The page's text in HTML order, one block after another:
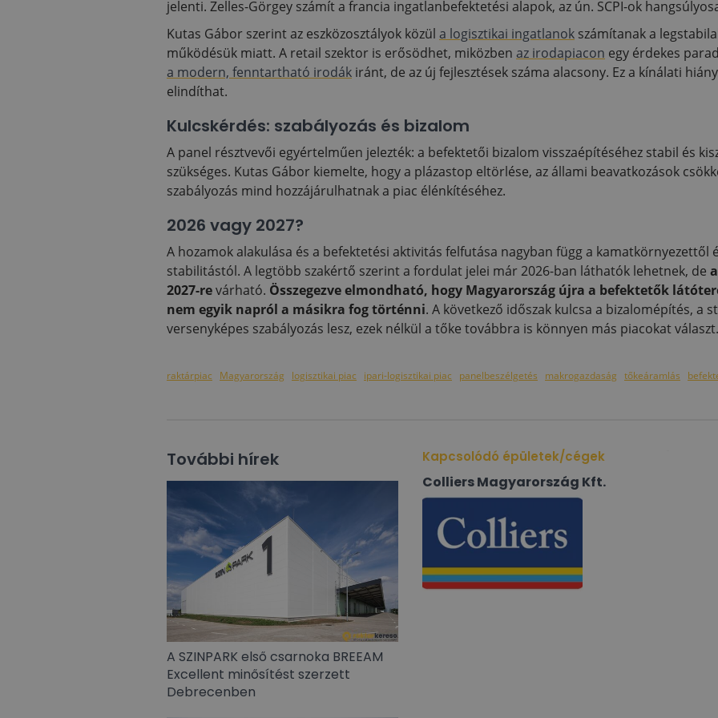
jelenti. Zelles-Görgey számít a francia ingatlanbefektetési alapok, az ún. SCPI-ok
Kutas Gábor szerint az eszközosztályok közül a logisztikai ingatlanok számítanak a
működésük miatt. A retail szektor is erősödhet, miközben az irodapiacon egy érdekes
a modern, fenntartható irodák iránt, de az új fejlesztések száma alacsony. Ez a kínálati
elindíthat.
Kulcskérdés: szabályozás és bizalom
A panel résztvevői egyértelműen jelezték: a befektetői bizalom visszaépítéséhez stabil és
szükséges. Kutas Gábor kiemelte, hogy a plázastop eltörlése, az állami beavatkozások
szabályozás mind hozzájárulhatnak a piac élénkítéséhez.
2026 vagy 2027?
A hozamok alakulása és a befektetési aktivitás felfutása nagyban függ a kamatkörnyezettől
stabilitástól. A legtöbb szakértő szerint a fordulat jelei már 2026-ban láthatók lehetnek, de a
2027-revárható. Összegezve elmondható, hogy Magyarország újra a befektetők
nem egyik napról a másikra fog történni. A következő időszak kulcsa a bizalomépítés, a
versenyképes szabályozás lesz, ezek nélkül a tőke továbbra is könnyen más piacokat választ.
raktárpiac Magyarország logisztikai piac ipari-logisztikai piac panelbeszélgetés makrogazdaság tőkeáramlás
További hírek
A SZINPARK első csarnoka BREEAM
Excellent minősítést szerzett
Debrecenben
Kapcsolódó épületek/cégek
Colliers Magyarország Kft.